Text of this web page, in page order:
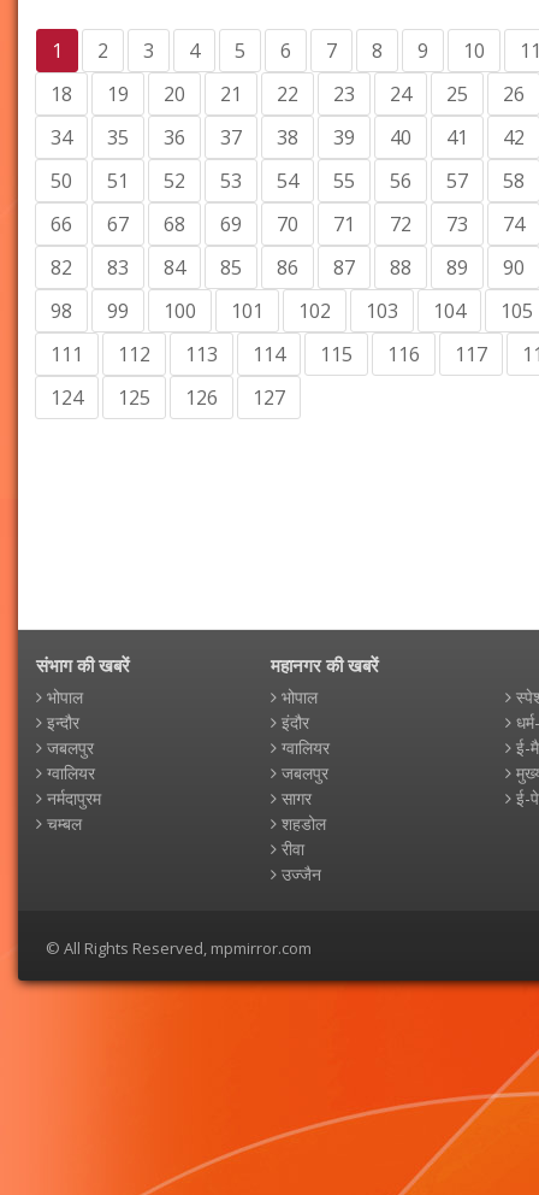
1 2 3 4 5 6 7 8 9 10
18
19 20 21 22 23 24 25
26
34
35 36 37 38 39 40 41
42
50
51 52 53 54 55 56 57
58
66
67 68 69 70 71 72 73
74
82
83 84 85 86 87 88 89
90
98
99 100 101 102 103 104
105
111
112 113 114 115 116 117
124
125 126 127
संभाग की खबरें
भोपाल
इन्दौर
जबलपुर
ग्वालियर
नर्मदापुरम
चम्बल
महानगर की खबरें
भोपाल
इंदौर
ग्वालियर
जबलपुर
सागर
शहडोल
रीवा
उज्जैन
ई-
ई-
© All Rights Reserved, mpmirror.com